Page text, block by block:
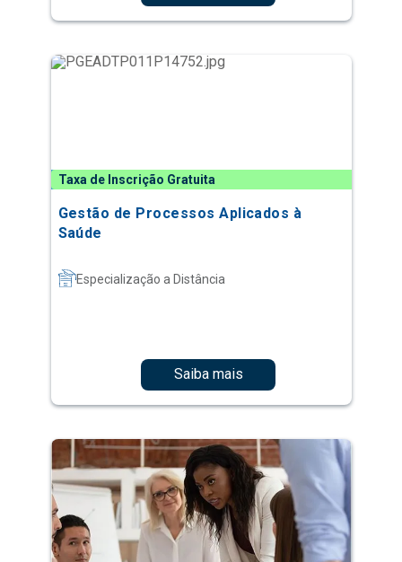
Taxa de Inscrição Gratuita
Gestão de Processos Aplicados à
Saúde
Especialização a Distância
Saiba mais